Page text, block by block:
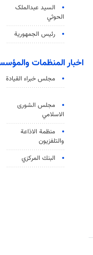
السید عبدالملک
الحوثي
رئيس الجمهورية
اخبار المنظمات
مجلس خبراء القيادة
مجلس الشورى
الاسلامي
منظمة الاذاعة
والتلفزیون
البنك المركزي